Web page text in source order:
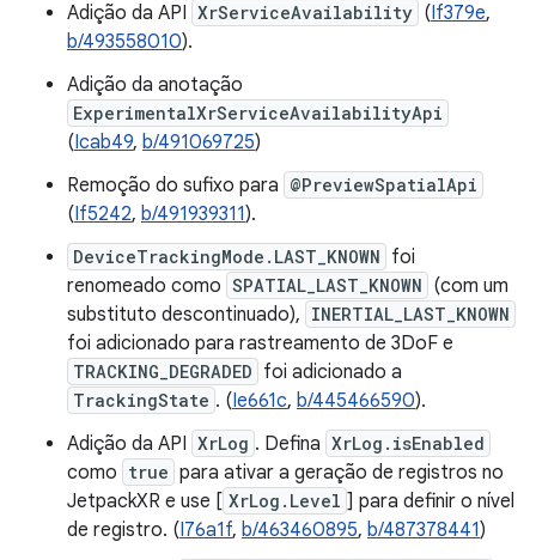
Adição da API XrServiceAvailability (If379e,
b/493558010).
Adição da anotação
ExperimentalXrServiceAvailabilityApi
(Icab49, b/491069725)
Remoção do sufixo para @PreviewSpatialApi
(If5242, b/491939311).
DeviceTrackingMode.LAST_KNOWN foi
renomeado como SPATIAL_LAST_KNOWN (com um
substituto descontinuado), INERTIAL_LAST_KNOWN
foi adicionado para rastreamento de 3DoF e
TRACKING_DEGRADED foi adicionado a
TrackingState . (Ie661c, b/445466590).
Adição da API XrLog . Defina XrLog.isEnabled
como true para ativar a geração de registros no
JetpackXR e use [ XrLog.Level ] para definir o nível
de registro. (I76a1f, b/463460895, b/487378441)